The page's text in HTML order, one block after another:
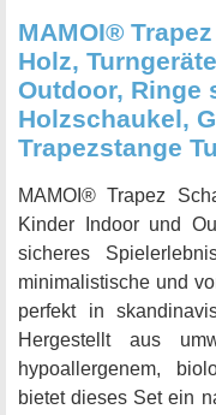
MAMOI®
Holz,
Outdoor, Ringe
Holzschaukel,
Trapezstange
MAMOI® Trapez
Kinder Indoor und
sicheres
minimalistische und
perfekt in
Hergestellt aus
hypoallergenem,
bietet dieses Set ein